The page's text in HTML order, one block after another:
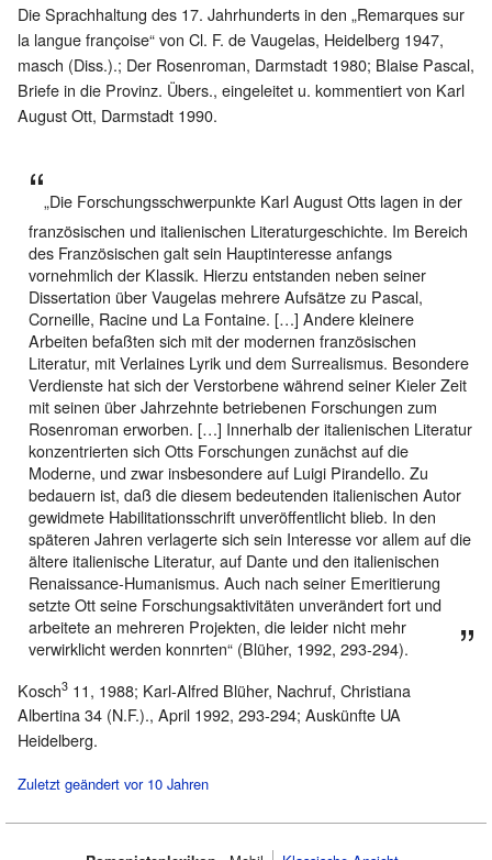
Die Sprachhaltung des 17. Jahrhunderts in den „Remarques sur
la langue françoise“ von Cl. F. de Vaugelas, Heidelberg 1947,
masch (Diss.).; Der Rosenroman, Darmstadt 1980; Blaise Pascal,
Briefe in die Provinz. Übers., eingeleitet u. kommentiert von Karl
August Ott, Darmstadt 1990.
„Die Forschungsschwerpunkte Karl August Otts lagen in der
französischen und italienischen Literaturgeschichte. Im Bereich
des Französischen galt sein Hauptinteresse anfangs
vornehmlich der Klassik. Hierzu entstanden neben seiner
Dissertation über Vaugelas mehrere Aufsätze zu Pascal,
Corneille, Racine und La Fontaine. […] Andere kleinere
Arbeiten befaßten sich mit der modernen französischen
Literatur, mit Verlaines Lyrik und dem Surrealismus. Besondere
Verdienste hat sich der Verstorbene während seiner Kieler Zeit
mit seinen über Jahrzehnte betriebenen Forschungen zum
Rosenroman erworben. […] Innerhalb der italienischen Literatur
konzentrierten sich Otts Forschungen zunächst auf die
Moderne, und zwar insbesondere auf Luigi Pirandello. Zu
bedauern ist, daß die diesem bedeutenden italienischen Autor
gewidmete Habilitationsschrift unveröffentlicht blieb. In den
späteren Jahren verlagerte sich sein Interesse vor allem auf die
ältere italienische Literatur, auf Dante und den italienischen
Renaissance-Humanismus. Auch nach seiner Emeritierung
setzte Ott seine Forschungsaktivitäten unverändert fort und
arbeitete an mehreren Projekten, die leider nicht mehr
verwirklicht werden konnrten“ (Blüher, 1992, 293-294).
Kosch3 11, 1988; Karl-Alfred Blüher, Nachruf, Christiana
Albertina 34 (N.F.)., April 1992, 293-294; Auskünfte UA
Heidelberg.
Zuletzt geändert vor 10 Jahren